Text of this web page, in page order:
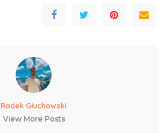
Radek Głuchowski
View More Posts